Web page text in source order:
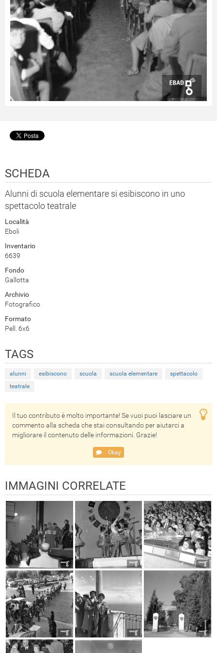
SCHEDA
Alunni di scuola elementare si esibiscono in uno
spettacolo teatrale
Località
Eboli
Inventario
6639
Fondo
Gallotta
Archivio
Fotografico
Formato
Pell. 6x6
TAGS
alunni esibiscono scuola scuola elementare
spettacolo
teatrale
Il tuo contributo è molto importante! Se vuoi puoi lasciare un
commento alla scheda che stai consultando per aiutarci a
migliorare il contenuto delle informazioni. Grazie!
Okay
IMMAGINI CORRELATE